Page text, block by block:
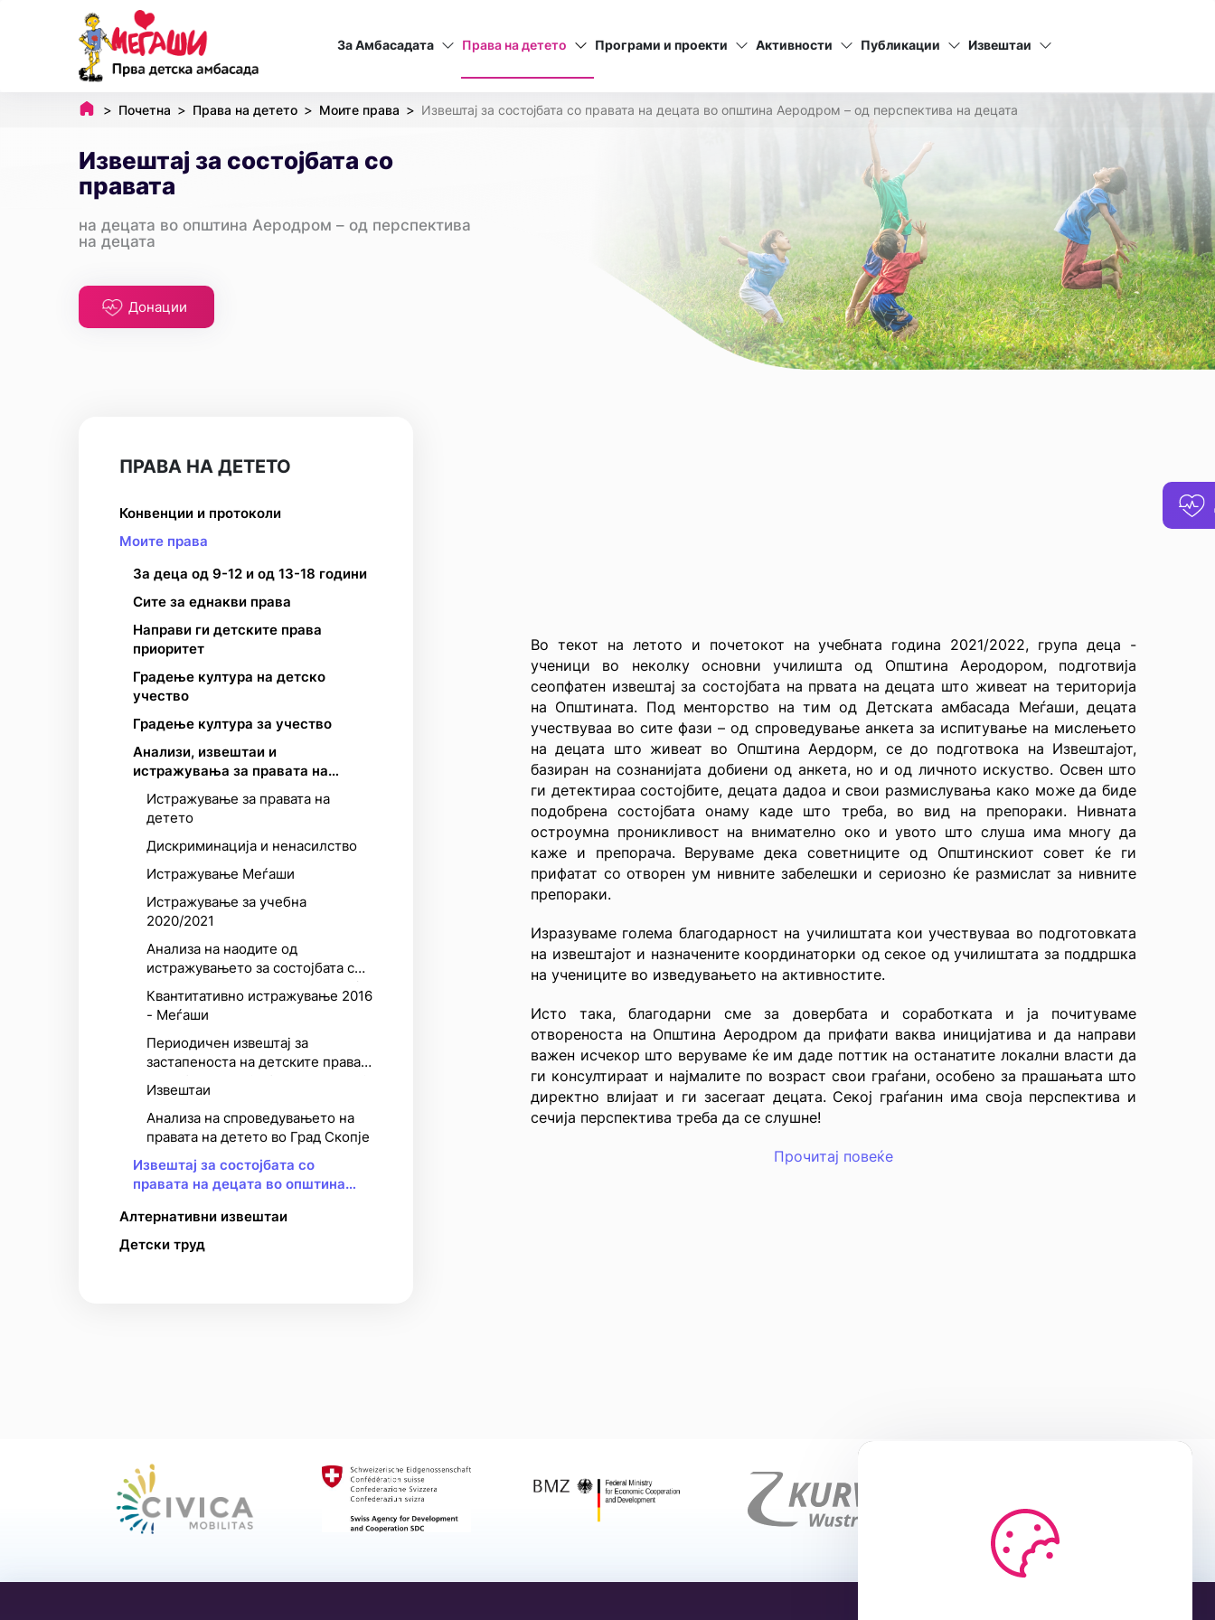
За Амбасадата Права на детето Програми и проекти Активности Публикации Извештаи
Почетна Права на детето Моите права Извештај за состојбата со правата на децата во општина Аеродром – од перспектива на децата
Извештај за состојбата со
правата
на децата во општина Аеродром – од перспектива
на децата
Донации
ПРАВА НА ДЕТЕТО
Конвенции и протоколи
Моите права
За деца од 9-12 и од 13-18 години
Сите за еднакви права
Направи ги детските права
приоритет
Градење култура на детско
учество
Градење култура за учество
Анализи, извештаи и
истражувања за правата на
Истражување за правата на
детето
Дискриминација и ненасилство
Истражување Меѓаши
Истражување за учебна
2020/2021
Анализа на наодите од
истражувањето за состојбата со
правата на децата во Македонија
Квантитативно истражување 2016
- Меѓаши
Периодичен извештај за
застапеноста на детските права
Македонија
Извештаи
Анализа на спроведувањето на
правата на детето во Град Скопје
Извештај за состојбата со
правата на децата во општина
децата
Алтернативни извештаи
Детски труд
Во текот на летото и почетокот на учебната година 2021/2022, група деца -
ученици во неколку основни училишта од Општина Аеродором, подготвија
сеопфатен извештај за состојбата на првата на децата што живеат на територија
на Општината. Под менторство на тим од Детската амбасада Меѓаши, децата
учествуваа во сите фази – од спроведување анкета за испитување на мислењето
на децата што живеат во Општина Аердорм, се до подготвока на Извештајот,
базиран на сознанијата добиени од анкета, но и од личното искуство. Освен што
ги детектираа состојбите, децата дадоа и свои размислувања како може да биде
подобрена состојбата онаму каде што треба, во вид на препораки. Нивната
остроумна проникливост на внимателно око и увото што слуша има многу да
каже и препорача. Веруваме дека советниците од Општинскиот совет ќе ги
прифатат со отворен ум нивните забелешки и сериозно ќе размислат за нивните
препораки.
Изразуваме голема благодарност на училиштата кои учествуваа во подготовката
на извештајот и назначените координаторки од секое од училиштата за поддршка
на учениците во изведувањето на активностите.
Исто така, благодарни сме за довербата и соработката и ја почитуваме
отвореноста на Општина Аеродром да прифати ваква иницијатива и да направи
важен исчекор што веруваме ќе им даде поттик на останатите локални власти да
ги консултираат и најмалите по возраст свои граѓани, особено за прашањата што
директно влијаат и ги засегаат децата. Секој граѓанин има своја перспектива и
сечија перспектива треба да се слушне!
Прочитај повеќе